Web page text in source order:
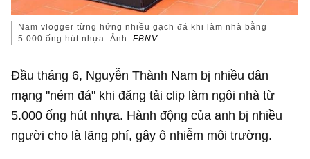
Nam vlogger từng hứng nhiều gạch đá khi làm nhà bằng
5.000 ống hút nhựa. Ảnh:FBNV.
Đầu tháng 6, Nguyễn Thành Nam bị nhiều dân
mạng "ném đá" khi đăng tải clip làm ngôi nhà từ
5.000 ống hút nhựa. Hành động của anh bị nhiều
người cho là lãng phí, gây ô nhiễm môi trường.